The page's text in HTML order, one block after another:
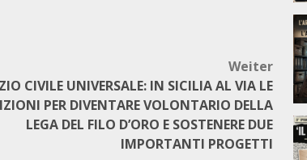
Weiter
CIVILE UNIVERSALE: IN SICILIA AL VIA LE
PER DIVENTARE VOLONTARIO DELLA
LEGA DEL FILO D’ORO E SOSTENERE DUE
IMPORTANTI PROGETTI